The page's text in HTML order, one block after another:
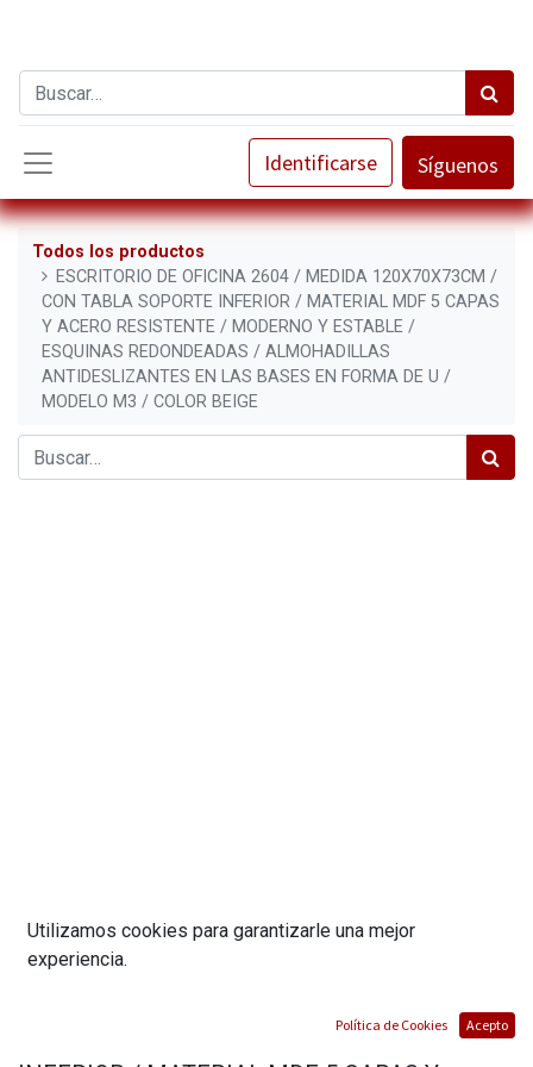
Identificarse Síguenos
Todos los productos
ESCRITORIO DE OFICINA 2604 / MEDIDA 120X70X73CM /
CON TABLA SOPORTE INFERIOR / MATERIAL MDF 5 CAPAS
Y ACERO RESISTENTE / MODERNO Y ESTABLE /
ESQUINAS REDONDEADAS / ALMOHADILLAS
ANTIDESLIZANTES EN LAS BASES EN FORMA DE U /
MODELO M3 / COLOR BEIGE
120X70X73CM / CON TABLA SOPORTE
Utilizamos cookies para garantizarle una mejor
experiencia.
Política de Cookies Acepto